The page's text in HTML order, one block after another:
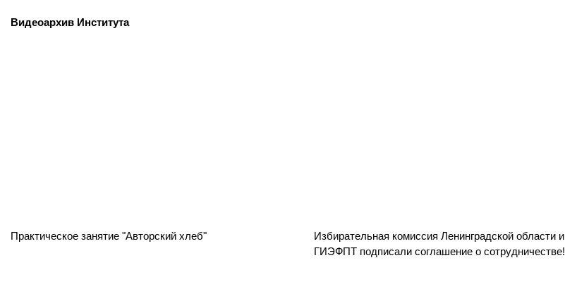
Видеоархив Института
Практическое занятие "Авторский хлеб"
Избирательная комиссия Ленинградской области и
ГИЭФПТ подписали соглашение о сотрудничестве!